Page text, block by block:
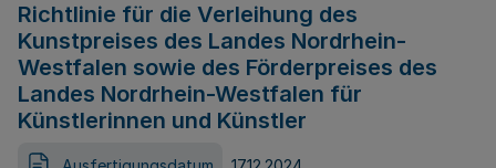
Richtlinie für die Verleihung des
Kunstpreises des Landes Nordrhein-
Westfalen sowie des Förderpreises des
Landes Nordrhein-Westfalen für
Künstlerinnen und Künstler